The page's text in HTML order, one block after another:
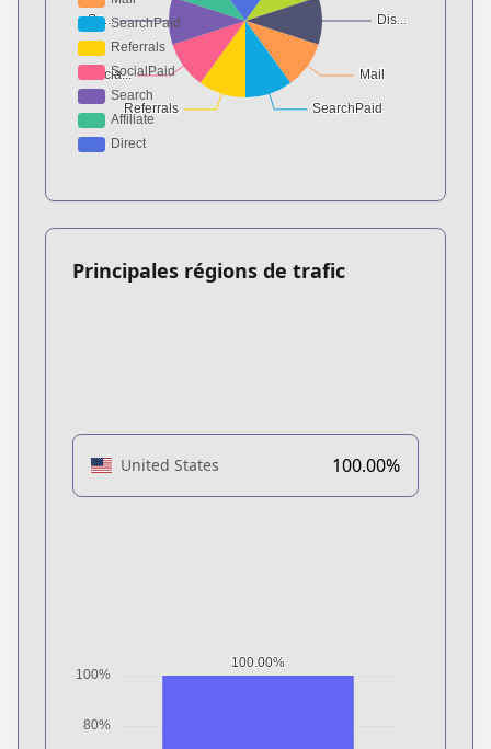
Principales régions de trafic
United States 100.00%